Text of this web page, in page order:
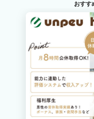
市
西院(阪急)
職種・技能ランク
美容師スタイリスト
おすす